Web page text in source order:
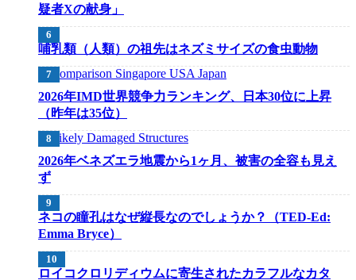
疑者Xの献身」
哺乳類（人類）の祖先はネズミサイズの食虫動物
2026年IMD世界競争力ランキング、日本30位に上昇
（昨年は35位）
2026年ベネズエラ地震から1ヶ月、被害の全容も見え
ず
ネコの瞳孔はなぜ縦長なのでしょうか？（TED-Ed:
Emma Bryce）
ロイコクロリディウムに寄生されたカラフルなカタ